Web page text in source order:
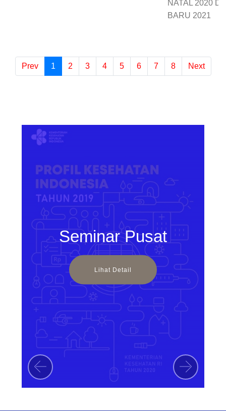
NATAL 2020
BARU 2021
Prev 1 (current)
2 3 4 5 6 7 8 Next
Seminar Pusat
Lihat Detail
Previous Next